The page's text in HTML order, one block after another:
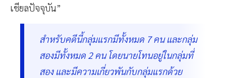
เชียลปัจจุบัน”
สำหรับคดีนี้กลุ่มแรกมีทั้งหมด 7 คน และกลุ่ม
สองมีทั้งหมด 2 คน โดยนายโทนอยู่ในกลุ่มที่
สอง และมีความเกี่ยวพันกับกลุ่มแรกด้วย